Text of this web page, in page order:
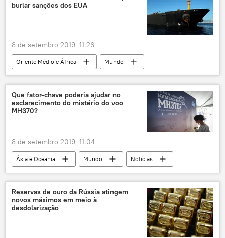
burlar sanções dos EUA
8 de setembro 2019, 11:26
Oriente Médio e África
Mundo
Notícias
petróleo
sanções
petroleiro
Irã
Que fator-chave poderia ajudar no
esclarecimento do mistério do voo
MH370?
8 de setembro 2019, 11:04
Ásia e Oceania Mundo
Notícias
voo MH370
Malaysia Airlines
Reservas de ouro da Rússia atingem
novos máximos em meio à
desdolarização